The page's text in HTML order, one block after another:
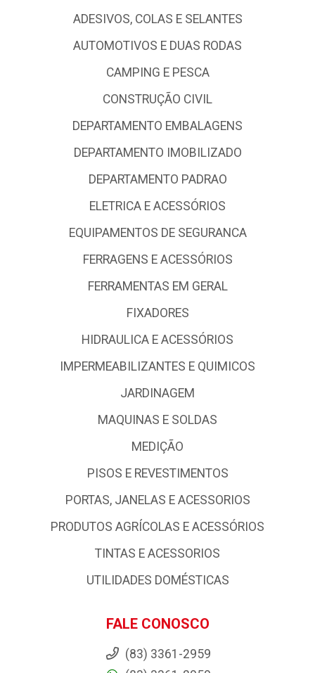
ADESIVOS, COLAS E SELANTES
AUTOMOTIVOS E DUAS RODAS
CAMPING E PESCA
CONSTRUÇÃO CIVIL
DEPARTAMENTO EMBALAGENS
DEPARTAMENTO IMOBILIZADO
DEPARTAMENTO PADRAO
ELETRICA E ACESSÓRIOS
EQUIPAMENTOS DE SEGURANCA
FERRAGENS E ACESSÓRIOS
FERRAMENTAS EM GERAL
FIXADORES
HIDRAULICA E ACESSÓRIOS
IMPERMEABILIZANTES E QUIMICOS
JARDINAGEM
MAQUINAS E SOLDAS
MEDIÇÃO
PISOS E REVESTIMENTOS
PORTAS, JANELAS E ACESSORIOS
PRODUTOS AGRÍCOLAS E ACESSÓRIOS
TINTAS E ACESSORIOS
UTILIDADES DOMÉSTICAS
FALE CONOSCO
(83) 3361-2959